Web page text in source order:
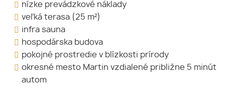
nízke prevádzkové náklady
veľká terasa (25 m²)
infra sauna
hospodárska budova
pokojné prostredie v blízkosti prírody
okresné mesto Martin vzdialené približne 5 minút
autom